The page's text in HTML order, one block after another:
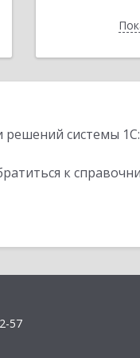
решений системы
к
57